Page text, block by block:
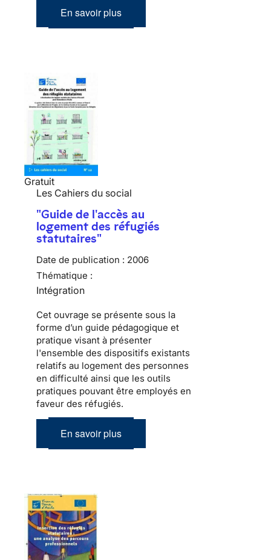
En savoir plus
Gratuit
Les Cahiers du social
"Guide de l'accès au
logement des réfugiés
statutaires"
Date de publication : 2006
Thématique :
Intégration
Cet ouvrage se présente sous la
forme d’un guide pédagogique et
pratique visant à présenter
l'ensemble des dispositifs existants
relatifs au logement des personnes
en difficulté ainsi que les outils
pratiques pouvant être employés en
faveur des réfugiés.
En savoir plus